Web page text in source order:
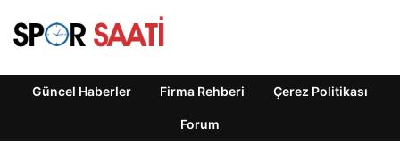
Güncel Haberler Firma Rehberi Çerez Politikası
Forum